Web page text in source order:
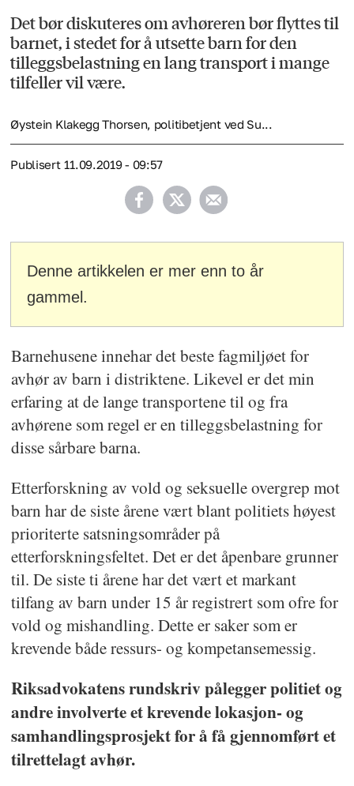
Det bør diskuteres om avhøreren bør flyttes til
barnet, i stedet for å utsette barn for den
tilleggsbelastning en lang transport i mange
tilfeller vil være.
Øystein Klakegg Thorsen, politibetjent ved Su...
Publisert 11.09.2019 - 09:57
Denne artikkelen er mer enn to år
gammel.
Barnehusene innehar det beste fagmiljøet for
avhør av barn i distriktene. Likevel er det min
erfaring at de lange transportene til og fra
avhørene som regel er en tilleggsbelastning for
disse sårbare barna.
Etterforskning av vold og seksuelle overgrep mot
barn har de siste årene vært blant politiets høyest
prioriterte satsningsområder på
etterforskningsfeltet. Det er det åpenbare grunner
til. De siste ti årene har det vært et markant
tilfang av barn under 15 år registrert som ofre for
vold og mishandling. Dette er saker som er
krevende både ressurs- og kompetansemessig.
Riksadvokatens rundskriv pålegger politiet og
andre involverte et krevende lokasjon- og
samhandlingsprosjekt for å få gjennomført et
tilrettelagt avhør.